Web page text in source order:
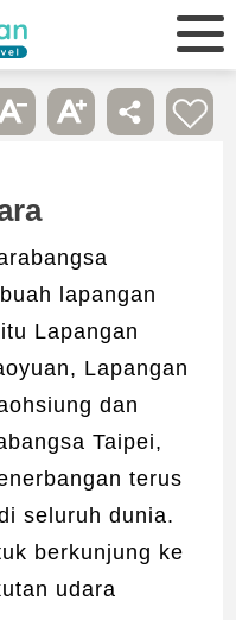
lapangan
Lapangan
Lapangan
dan
Taipei,
terus
seluruh dunia.
berkunjung ke
udara